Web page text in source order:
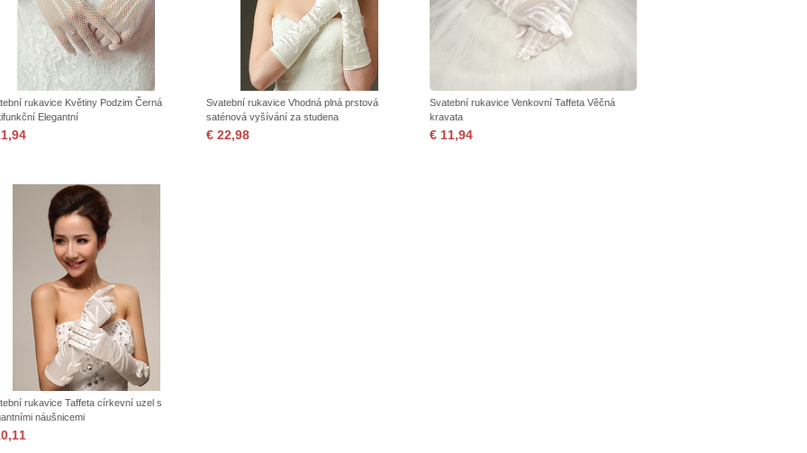
rukavice Květiny Podzim Černá
Elegantní
Svatební rukavice Vhodná plná prstová
saténová vyšívání za studena
€ 22,98
Svatební rukavice Venkovní Taffeta Věčná
kravata
€ 11,94
rukavice Taffeta církevní uzel s
náušnicemi